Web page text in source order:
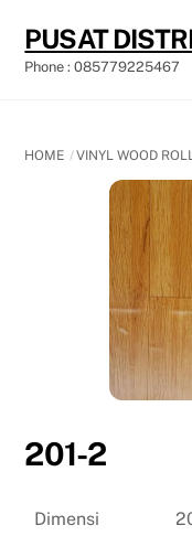
content
PUSAT
Phone : 085779225467
HOME VINYL WOOD
201-2
Dimensi